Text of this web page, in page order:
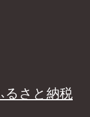
るさと納税